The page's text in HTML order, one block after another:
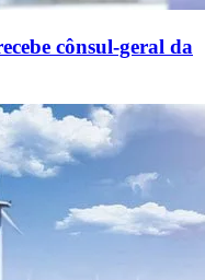
cônsul-geral da